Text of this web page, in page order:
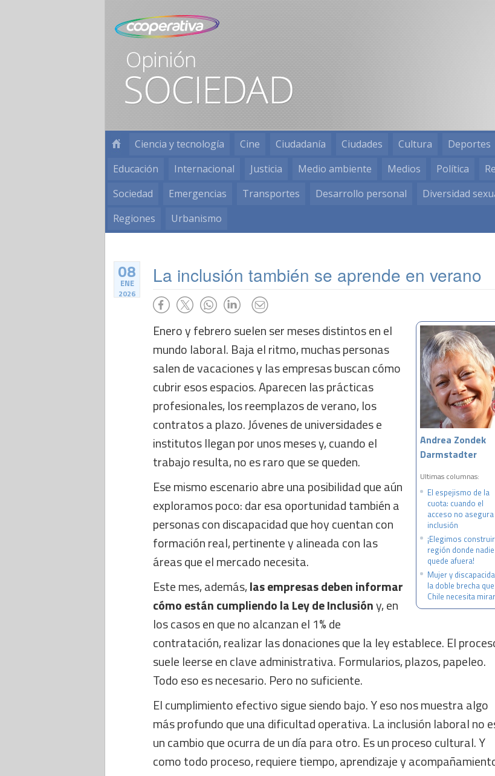
Ciencia y tecnología Cine Ciudadanía Ciudades Cultura Deportes
Educación
Internacional Justicia Medio ambiente Medios Política
Sociedad
Emergencias Transportes Desarrollo personal Diversidad
Regiones
Urbanismo
08
ENE
2026
La inclusión también se aprende en verano
Andrea Zondek
Darmstadter
Ultimas columnas:
El espejismo de la
cuota: cuando el
acceso no asegura
inclusión
¡Elegimos construir
región donde nadie
quede afuera!
Mujer y
la doble brecha que
Chile necesita mirar
Enero y febrero suelen ser meses distintos en el
mundo laboral. Baja el ritmo, muchas personas
salen de vacaciones y las empresas buscan cómo
cubrir esos espacios. Aparecen las prácticas
profesionales, los reemplazos de verano, los
contratos a plazo. Jóvenes de universidades e
institutos llegan por unos meses y, cuando el
trabajo resulta, no es raro que se queden.
Ese mismo escenario abre una posibilidad que aún
exploramos poco: dar esa oportunidad también a
personas con discapacidad que hoy cuentan con
formación real, pertinente y alineada con las
áreas que el mercado necesita.
Este mes, además,las empresas deben informar
cómo están cumpliendo la Ley de Inclusióny, en
los casos en que no alcanzan el 1% de
contratación, realizar las donaciones que la ley establece. El
suele leerse en clave administrativa. Formularios, plazos, papeleo.
Todo eso es necesario. Pero no suficiente.
El cumplimiento efectivo sigue siendo bajo. Y eso nos muestra algo
más profundo que una dificultad operativa. La inclusión laboral no
un cambio que ocurra de un día para otro. Es un proceso cultural. Y
como todo proceso, requiere tiempo, aprendizaje y